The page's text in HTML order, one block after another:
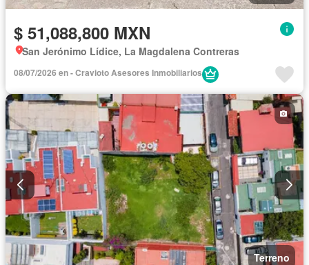
$ 51,088,800 MXN
San Jerónimo Lídice, La Magdalena Contreras
08/07/2026 en - Cravioto Asesores Inmobiliarios
Terreno